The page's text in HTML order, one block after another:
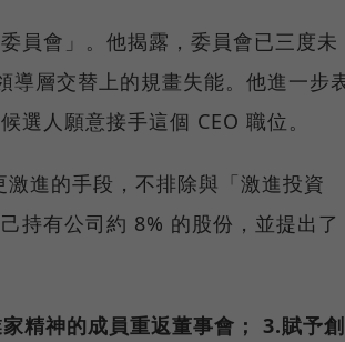
員會」。他揭露，委員會已三度未
導層交替上的規畫失能。他進一步
選人願意接手這個 CEO 職位。
進的手段，不排除與「激進投資
持有公司約 8% 的股份，並提出了
精神的成員重返董事會； 3.賦予創